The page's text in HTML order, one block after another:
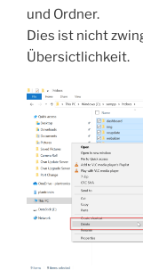
und Ordner.
Dies ist nicht
Übersictlichkeit.